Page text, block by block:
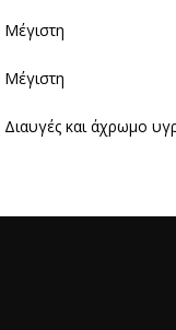
Μέγιστη
Μέγιστη
Διαυγές και άχρωμο